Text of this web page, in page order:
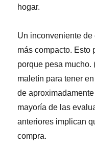
hogar.
Un inconveniente de
más compacto. Esto
porque pesa mucho.
maletín para tener
de
mayoría de las
anteriores implican
compra.